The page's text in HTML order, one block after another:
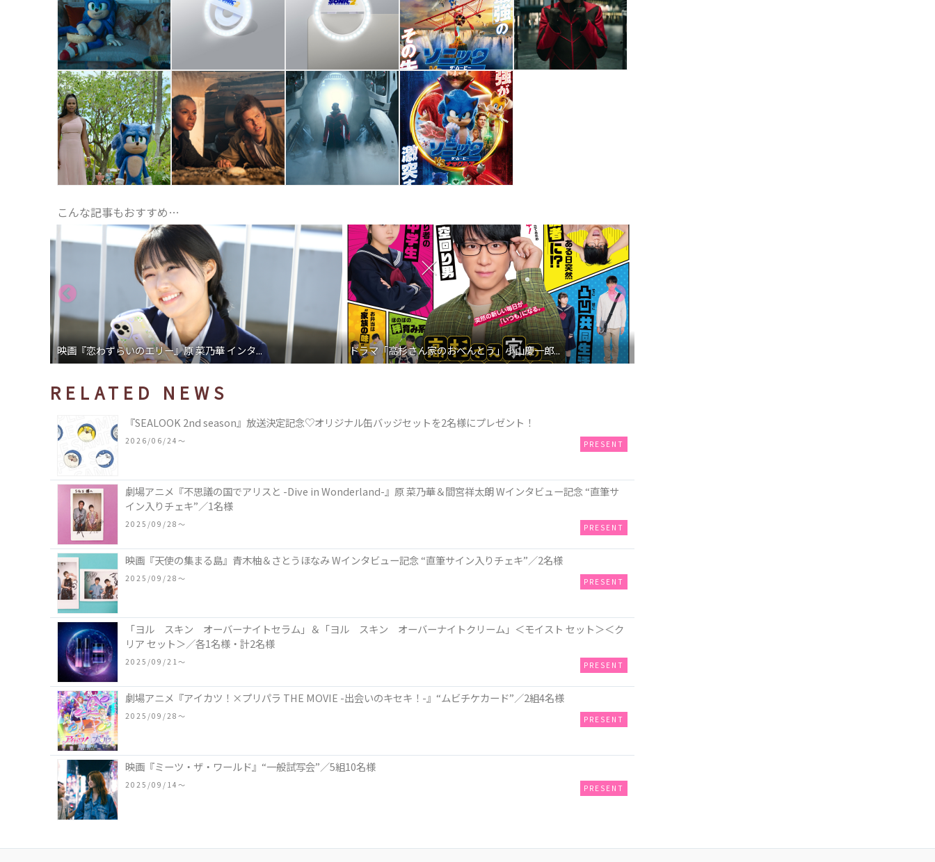
こんな記事もおすすめ…
映画『恋わずらいのエリー』原 菜乃華 インタ... ドラマ「高杉さん家のおべんとう」小山慶一郎...
RELATED NEWS
『SEALOOK 2nd season』放送決定記念♡オリジナル缶バッジセットを2名様にプレゼント！
2026/06/24〜 PRESENT
劇場アニメ『不思議の国でアリスと -Dive in Wonderland-』原 菜乃華＆間宮祥太朗 Wインタビュー記念 “直筆サ
イン入りチェキ”／1名様
2025/09/28〜 PRESENT
映画『天使の集まる島』青木柚＆さとうほなみ Wインタビュー記念 “直筆サイン入りチェキ”／2名様
2025/09/28〜 PRESENT
「ヨル スキン オーバーナイトセラム」＆「ヨル スキン オーバーナイトクリーム」＜モイスト セット＞＜ク
リア セット＞／各1名様・計2名様
2025/09/21〜 PRESENT
劇場アニメ『アイカツ！×プリパラ THE MOVIE -出会いのキセキ！-』“ムビチケカード”／2組4名様
2025/09/28〜 PRESENT
映画『ミーツ・ザ・ワールド』“一般試写会”／5組10名様
2025/09/14〜 PRESENT